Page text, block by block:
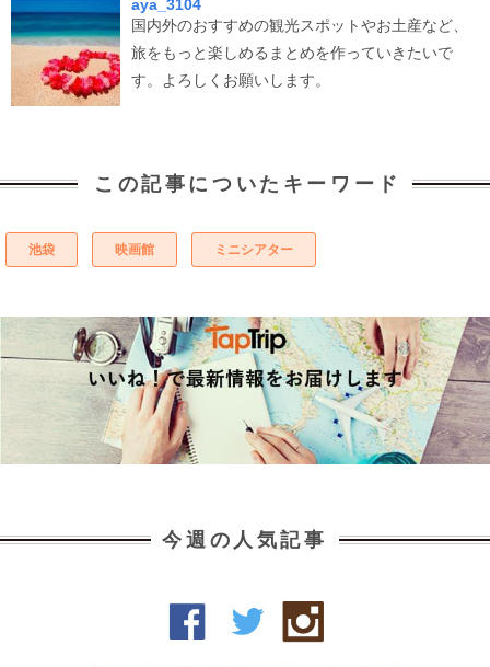
aya_3104
国内外のおすすめの観光スポットやお土産など、
旅をもっと楽しめるまとめを作っていきたいで
す。よろしくお願いします。
この記事についたキーワード
池袋 映画館 ミニシアター
今週の人気記事